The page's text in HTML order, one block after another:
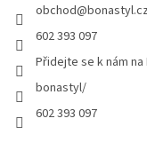
obchod@bonastyl.cz
602 393 097
Přidejte se k nám
bonastyl/
602 393 097